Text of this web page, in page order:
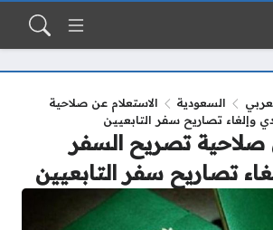
السعودية
الاستعلام عن صلاحية
وإلغاء تصاريح سفر التابعيين
صلاحية تصريح السفر
تصاريح سفر التابعيين